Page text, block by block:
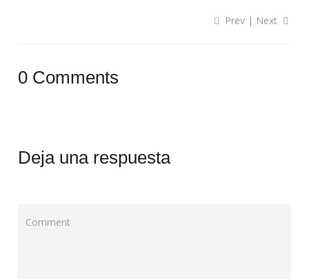
Prev| Next
0 Comments
Deja una respuesta